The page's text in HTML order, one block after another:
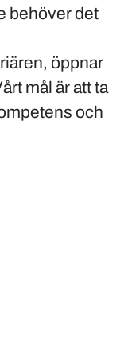
behöver det
öppnar
mål är att ta
och